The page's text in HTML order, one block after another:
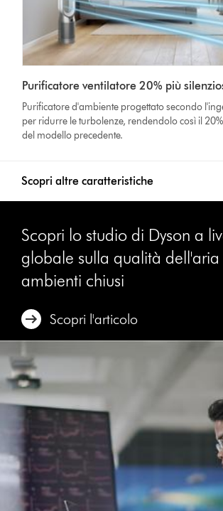
Purificatore ventilatore 20% più
Purificatore d'ambiente progettato secondo
per ridurre le turbolenze, rendendolo così il
del modello precedente.
Scopri altre caratteristiche
Scopri lo studio di Dyson a
globale sulla qualità dell'aria
ambienti chiusi
Scopri l'articolo